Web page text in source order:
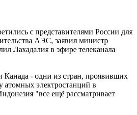
с представителями России для
АЭС, заявил министр
Лахадалия в эфире телеканала
Канада - одни из стран, проявивших
атомных электростанций в
"все ещё рассматривает